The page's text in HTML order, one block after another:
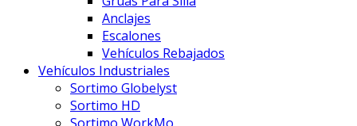
Anclajes
Escalones
Vehículos Rebajados
Vehículos Industriales
Sortimo Globelyst
Sortimo HD